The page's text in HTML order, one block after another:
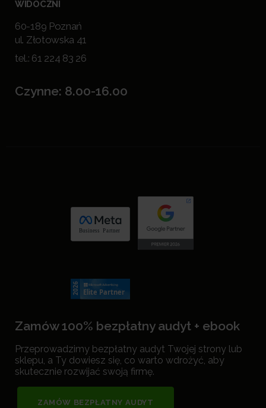
WIDOCZNI
60-189 Poznań
ul. Złotowska 41
tel.: 61 224 83 26
Czynne: 8.00-16.00
Zamów 100% bezpłatny audyt + ebook
Przeprowadzimy bezpłatny audyt Twojej strony lub
sklepu, a Ty dowiesz się, co warto wdrożyć, aby
skutecznie rozwijać swoją firmę.
ZAMÓW BEZPŁATNY AUDYT